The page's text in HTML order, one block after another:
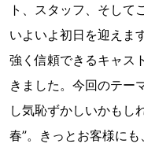
ト、スタッフ、そして
いよいよ初日を迎えま
強く信頼できるキャス
きました。今回のテー
し気恥ずかしいかもし
春”。きっとお客様に